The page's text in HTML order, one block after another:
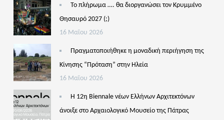
Το πλήρωμα …. θα διοργανώσει τον Κρυμμένο
Θησαυρό 2027 (;)
16 Μαΐου 2026
Πραγματοποιήθηκε η μοναδική περιήγηση της
Κίνησης “Πρόταση” στην Ηλεία
16 Μαΐου 2026
Η 12η Biennale νέων Ελλήνων Αρχιτεκτόνων
άνοιξε στο Αρχαιολογικό Μουσείο της Πάτρας